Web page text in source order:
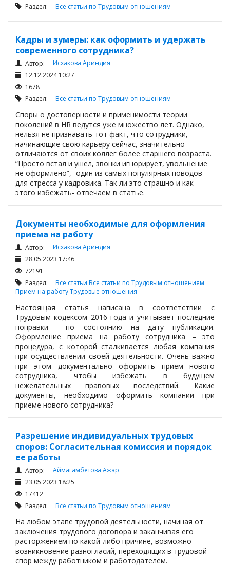
Раздел: Все статьи по Трудовым отношениям
Кадры и зумеры: как оформить и удержать
современного сотрудника?
Автор:
Исхакова Ариндия
12.12.2024 10:27
1678
Раздел: Все статьи по Трудовым отношениям
Споры о достоверности и применимости теории
поколений в HR ведутся уже множество лет. Однако,
нельзя не признавать тот факт, что сотрудники,
начинающие свою карьеру сейчас, значительно
отличаются от своих коллег более старшего возраста.
“Просто встал и ушел, звонки игнорирует, увольнение
не оформлено”,- один из самых популярных поводов
для стресса у кадровика. Так ли это страшно и как
этого избежать- отвечаем в статье.
Документы необходимые для оформления
приема на работу
Автор:
Исхакова Ариндия
28.05.2023 17:46
72191
Раздел: Все статьи Все статьи по Трудовым отношениям
Прием на работуТрудовые отношения
Настоящая статья написана в соответствии с
Трудовым кодексом 2016 года и учитывает последние
поправки по состоянию на дату публикации.
Оформление приема на работу сотрудника – это
процедура, с которой сталкивается любая компания
при осуществлении своей деятельности. Очень важно
при этом документально оформить прием нового
сотрудника, чтобы избежать в будущем
нежелательных правовых последствий. Какие
документы, необходимо оформить компании при
приеме нового сотрудника?
Разрешение индивидуальных трудовых
споров: Согласительная комиссия и порядок
ее работы
Автор:
Аймагамбетова Ажар
23.05.2023 18:25
17412
Раздел: Все статьи по Трудовым отношениям
На любом этапе трудовой деятельности, начиная от
заключения трудового договора и заканчивая его
расторжением по какой-либо причине, возможно
возникновение разногласий, переходящих в трудовой
спор между работником и работодателем.